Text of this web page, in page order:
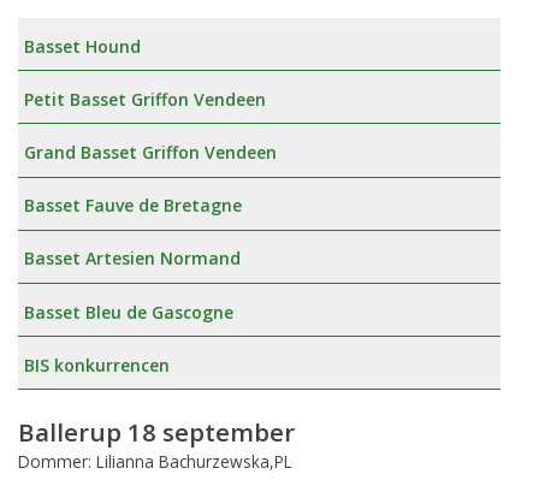
Basset Hound
Petit Basset Griffon Vendeen
Grand Basset Griffon Vendeen
Basset Fauve de Bretagne
Basset Artesien Normand
Basset Bleu de Gascogne
BIS konkurrencen
Ballerup 18 september
Dommer: Lilianna Bachurzewska,PL